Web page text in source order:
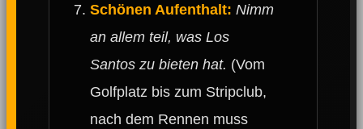
Schönen Aufenthalt: Nimm
an allem teil, was Los
Santos zu bieten hat. (Vom
Golfplatz bis zum Stripclub,
nach dem Rennen muss